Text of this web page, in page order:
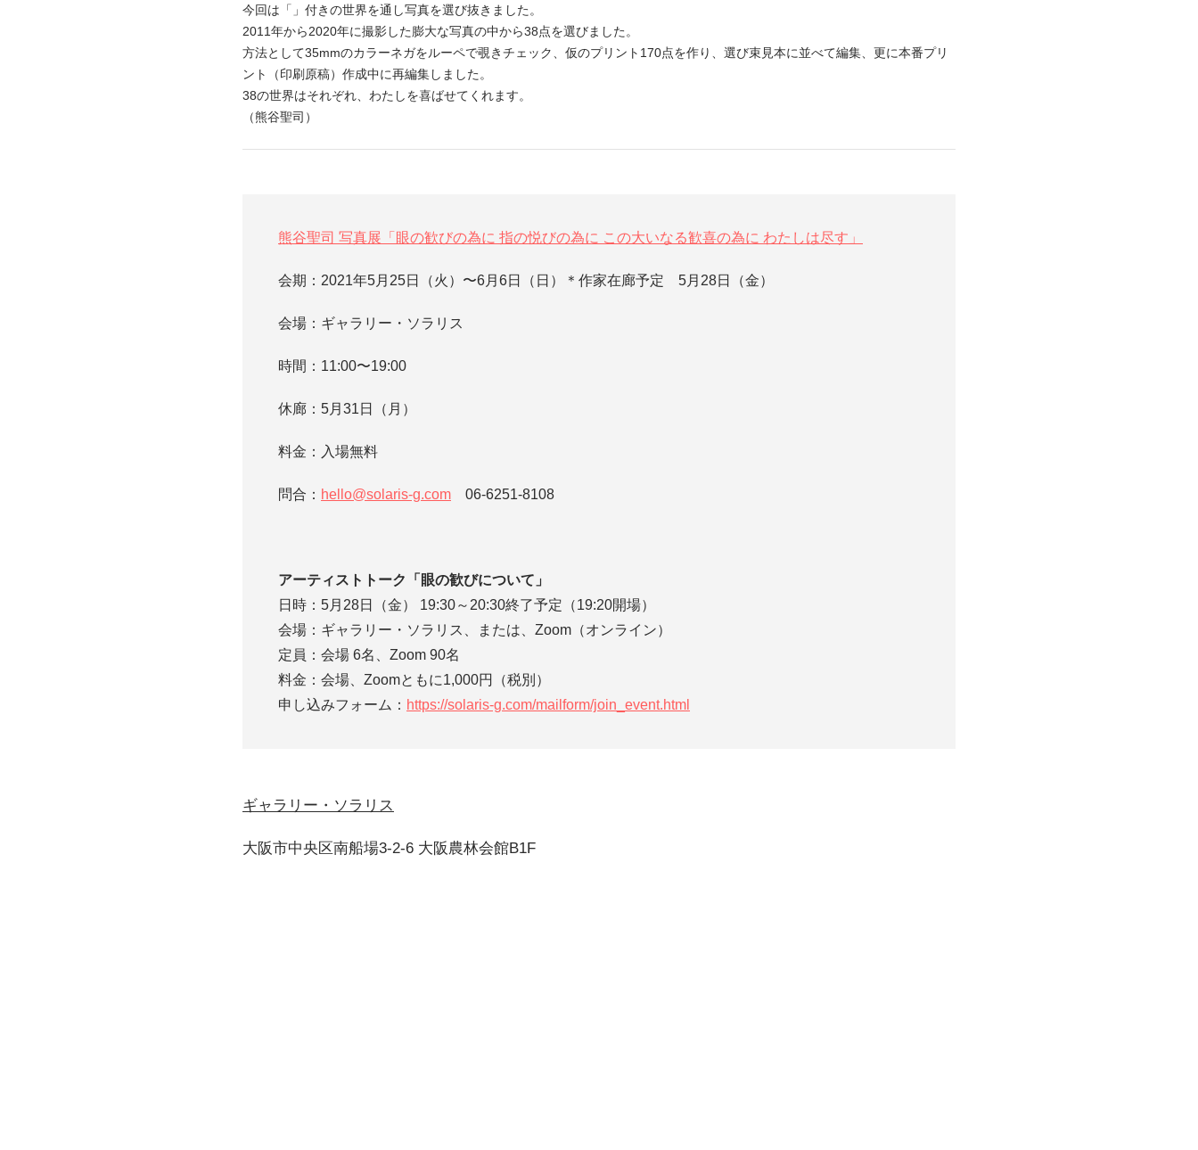
今回は「」付きの世界を通し写真を選び抜きました。
2011年から2020年に撮影した膨大な写真の中から38点を選びました。
方法として35mmのカラーネガをルーペで覗きチェック、仮のプリント170点を作り、選び束見本に並べて編集、更に本番プリ
ント（印刷原稿）作成中に再編集しました。
38の世界はそれぞれ、わたしを喜ばせてくれます。
（熊谷聖司）
熊谷聖司 写真展「眼の歓びの為に 指の悦びの為に この大いなる歓喜の為に わたしは尽す」
会期：2021年5月25日（火）〜6月6日（日）＊作家在廊予定 5月28日（金）
会場：ギャラリー・ソラリス
時間：11:00〜19:00
休廊：5月31日（月）
料金：入場無料
問合： hello@solaris-g.com 06-6251-8108
アーティストトーク「眼の歓びについて」
日時：5月28日（金） 19:30～20:30終了予定（19:20開場）
会場：ギャラリー・ソラリス、または、Zoom（オンライン）
定員：会場 6名、Zoom 90名
料金：会場、Zoomともに1,000円（税別）
申し込みフォーム： https://solaris-g.com/mailform/join_event.html
ギャラリー・ソラリス
大阪市中央区南船場3-2-6 大阪農林会館B1F